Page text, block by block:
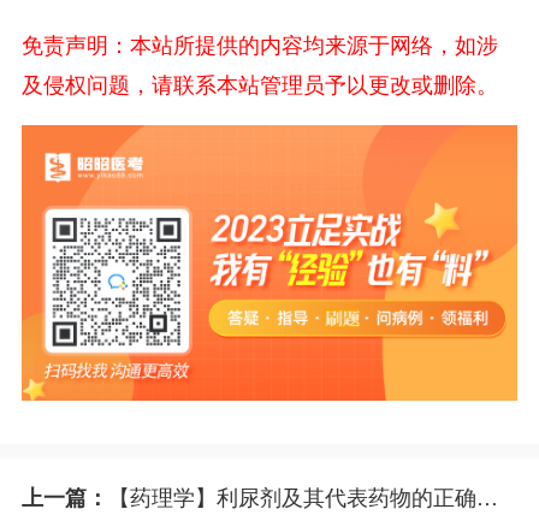
免责声明：本站所提供的内容均来源于网络，如涉
及侵权问题，请联系本站管理员予以更改或删除。
上一篇： 【药理学】利尿剂及其代表药物的正确组合为选项：